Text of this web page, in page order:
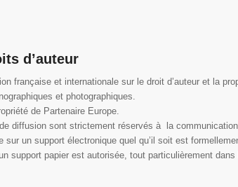
d’auteur
française et internationale sur le droit d’auteur et la
et photographiques.
de Partenaire Europe.
diffusion sont strictement réservés à la
sur un support électronique quel qu’il soit est
support papier est autorisée, tout particulièrement